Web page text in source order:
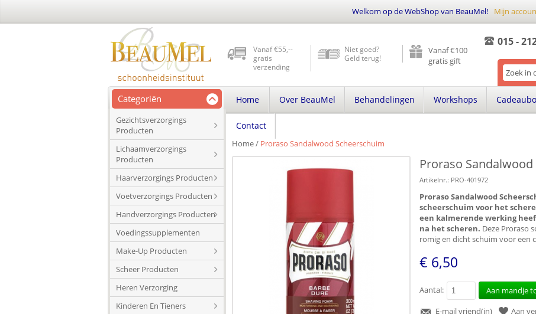
Mijn
Welkom op de WebShop van BeauMel!
Vanaf €55,--
gratis
verzending
Niet goed?
Geld terug!
Vanaf €100
gratis gift
015 -
Categoriën
Gezichtsverzorgings
Producten
Lichaamverzorgings
Producten
Haarverzorgings Producten
Voetverzorgings Producten
Handverzorgings Producten
Voedingssupplementen
Make-Up Producten
Scheer Producten
Heren Verzorging
Kinderen En Tieners
Home Over BeauMel Behandelingen Workshops
Contact
Home/ Proraso Sandalwood Scheerschuim
Proraso
Artikelnr.: PRO-401972
Proraso Sandalwood
scheerschuim voor het
een kalmerende werking
na het scheren. Deze Proraso
romig en dicht schuim voor een
€ 6,50
Aantal:
Aan mandje
E-mail vriend(in)
Aan